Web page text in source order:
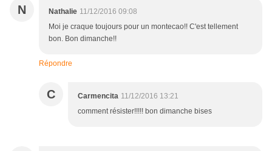
N Nathalie 11/12/2016 09:08
Moi je craque toujours pour un montecao!! C'est tellement
bon. Bon dimanche!!
Répondre
C Carmencita 11/12/2016 13:21
comment résister!!!!! bon dimanche bises